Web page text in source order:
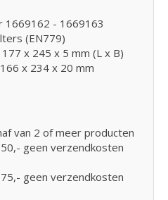
1669162 - 1669163
(EN779)
x 245 x 5 mm (L x B)
x 234 x 20 mm
van 2 of meer producten
geen verzendkosten
geen verzendkosten